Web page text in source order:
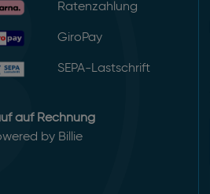
Ratenzahlung
GiroPay
SEPA-Lastschrift
auf Rechnung
by Billie